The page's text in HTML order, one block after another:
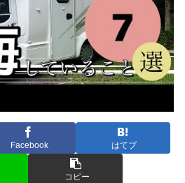
Facebook はてブ
コピー